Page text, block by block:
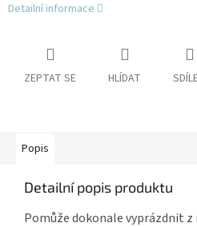
Detailní informace
ZEPTAT SE HLÍDAT
Popis
Detailní popis produktu
Pomůže dokonale vyprázdnit